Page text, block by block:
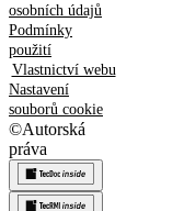
osobních údajů
Podmínky
použití
Vlastnictví webu
Nastavení
souborů cookie
©Autorská
práva